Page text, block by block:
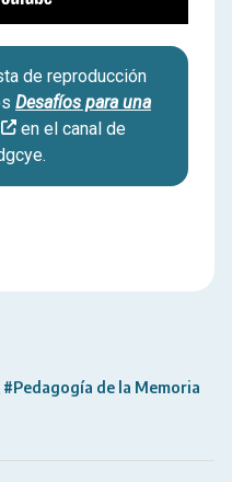
de reproducción
Desafíos para una
en el canal de
#Pedagogía de la Memoria